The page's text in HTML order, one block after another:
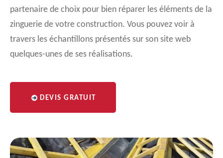
partenaire de choix pour bien réparer les éléments de la
zinguerie de votre construction. Vous pouvez voir à
travers les échantillons présentés sur son site web
quelques-unes de ses réalisations.
DEVIS GRATUIT